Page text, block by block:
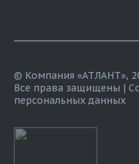
© Компания «АТЛАНТ»,
Все права защищены |
персональных данных